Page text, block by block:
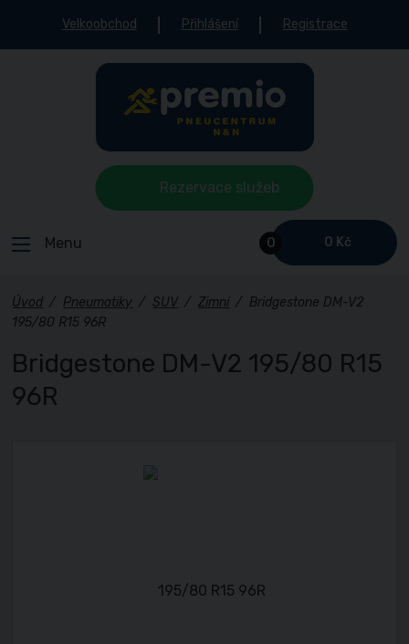
Velkoobchod Přihlášení Registrace
0 0 Kč
Menu
Rezervace služeb
Úvod / Pneumatiky / SUV / Zimní / Bridgestone DM-V2
195/80 R15 96R
Bridgestone DM-V2 195/80 R15
96R